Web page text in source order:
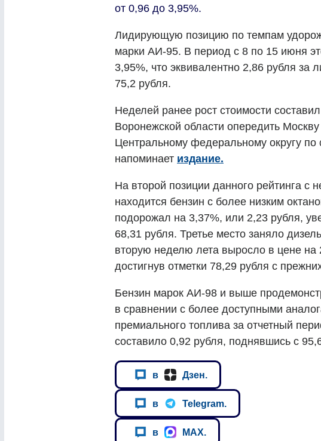
от 0,96 до 3,95%.
Лидирующую позицию по темпам
марки АИ-95. В период с 8 по 15 июня
3,95%, что эквивалентно 2,86 рубля за
75,2 рубля.
Неделей ранее рост стоимости
Воронежской области опередить Москву
Центральному федеральному округу
напоминает издание.
На второй позиции данного рейтинга с
находится бензин с более низким
подорожал на 3,37%, или 2,23 рубля,
68,31 рубля. Третье место заняло
вторую неделю лета выросло в цене на
достигнув отметки 78,29 рубля с
Бензин марок АИ-98 и выше
в сравнении с более доступными
премиального топлива за отчетный
составило 0,92 рубля, поднявшись с
в Дзен.
в Telegram.
в MAX.